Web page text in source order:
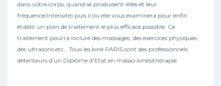
dans votre corps, quand se produisent-elles et leur
fréquence/intensité) puis il ou elle vous examinera pour enfin
établir un plan de traitement le plus efficace possible. Ce
traitement pourra inclure des massages, des exercices physiques,
des ultrasons etc… Tous les kiné PARIS sont des professionnels
détenteurs d’un Diplôme d’Etat en masso-kinésithérapie.